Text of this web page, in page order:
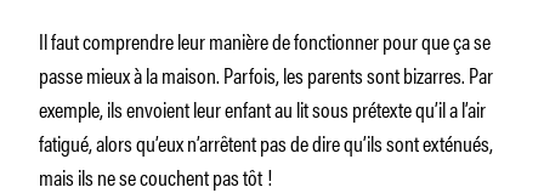
Il faut comprendre leur manière de fonctionner pour que ça se
passe mieux à la maison. Parfois, les parents sont bizarres. Par
exemple, ils envoient leur enfant au lit sous prétexte qu’il a l’air
fatigué, alors qu’eux n’arrêtent pas de dire qu’ils sont exténués,
mais ils ne se couchent pas tôt !